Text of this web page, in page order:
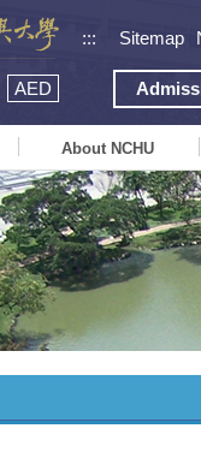
::: Sitemap
AED
About NCHU